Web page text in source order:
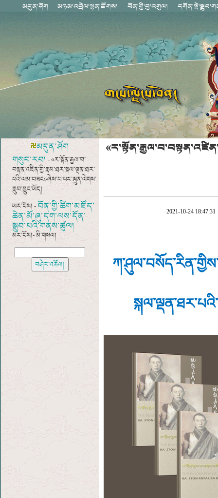
མདུན་ཤོག
གསུང་རབ། - «ར་སྟོན་རྒྱལ་བ་
བསྟན་འཛིན་གྱི་རྣམ་ཐར་སྐལ་ལྡན་ཐར་
པའི་ལམ་བཟང»ཞེས་པ་པར་སྐྲུན་ལེགས་
གྲུབ་བྱུང་ཡོད།
ཡར་ངོས། -བོན་གྱི་ཚིག་མཛོད་
ཆེན་མོ་ཞུ་དག་ལས་དོན་
སྒྲུབ་པའི་གནས་ཚུལ།
མར་ངོས།- མི་གསལ།
2021-10-24 18:47:31